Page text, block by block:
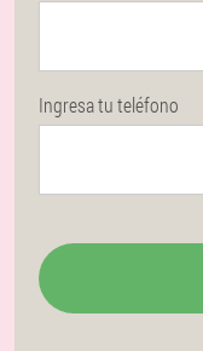
Ingresa tu teléfono